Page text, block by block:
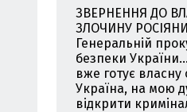
ЗВЕРНЕННЯ ДО
ЗЛОЧИНУ
Генеральній
безпеки
вже готує власну
Україна, на мою
відкрити